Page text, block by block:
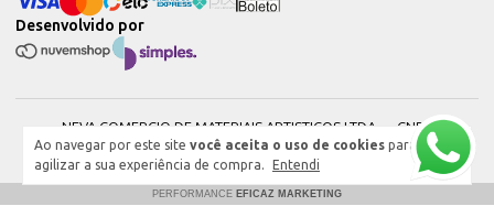
Ao navegar por este site você aceita o uso de cookies para
agilizar a sua experiência de compra.
Entendi
Desenvolvido por
NEVA COMERCIO DE MATERIAIS ARTISTICOS LTDA — CNPJ:
51604544000101 © 2026. Todos os direitos reservados.